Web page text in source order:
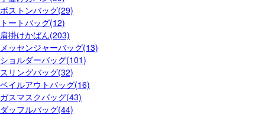
ボストンバッグ(29)
トートバッグ(12)
肩掛けかばん(203)
メッセンジャーバッグ(13)
ショルダーバッグ(101)
スリングバッグ(32)
ベイルアウトバッグ(16)
ガスマスクバッグ(43)
ダッフルバッグ(44)